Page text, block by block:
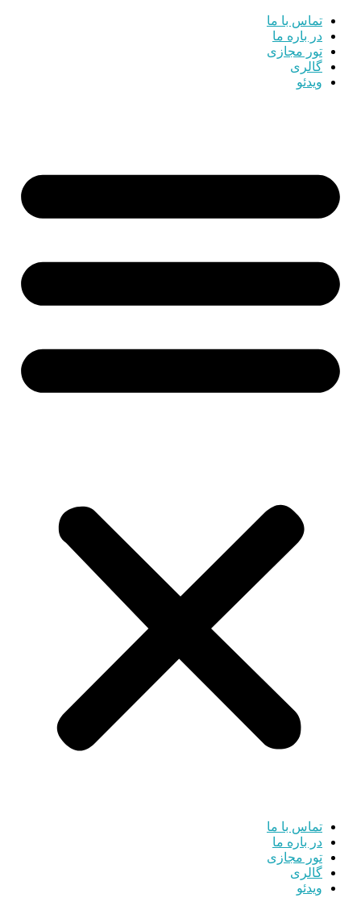
تماس با ما
در باره ما
تور مجازی
گالری
ویدئو
تماس با ما
در باره ما
تور مجازی
گالری
ویدئو